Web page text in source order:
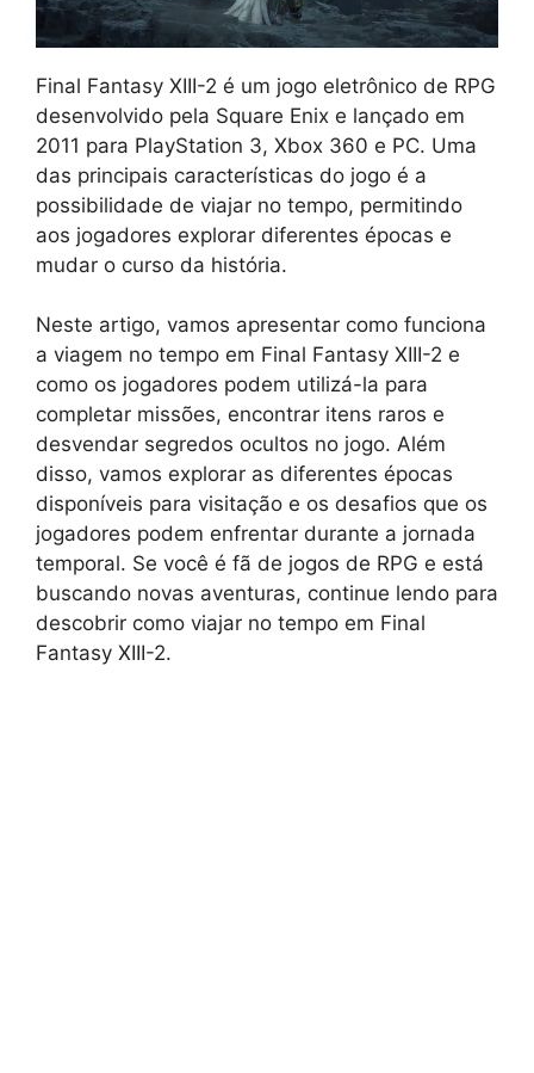
Final Fantasy XIII-2 é um jogo eletrônico de RPG
desenvolvido pela Square Enix e lançado em
2011 para PlayStation 3, Xbox 360 e PC. Uma
das principais características do jogo é a
possibilidade de viajar no tempo, permitindo
aos jogadores explorar diferentes épocas e
mudar o curso da história.
Neste artigo, vamos apresentar como funciona
a viagem no tempo em Final Fantasy XIII-2 e
como os jogadores podem utilizá-la para
completar missões, encontrar itens raros e
desvendar segredos ocultos no jogo. Além
disso, vamos explorar as diferentes épocas
disponíveis para visitação e os desafios que os
jogadores podem enfrentar durante a jornada
temporal. Se você é fã de jogos de RPG e está
buscando novas aventuras, continue lendo para
descobrir como viajar no tempo em Final
Fantasy XIII-2.